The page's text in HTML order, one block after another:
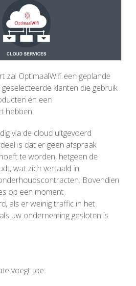
zal OptimaalWifi een geplande
klanten die gebruik
én een
hebben.
via de cloud uitgevoerd
is dat er geen afspraak
te worden, hetgeen de
wat zich vertaald in
Bovendien
op een moment
als er weinig traffic in het
uw onderneming gesloten is
voegt toe: